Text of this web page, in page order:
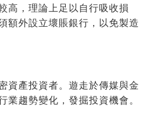
高，理論上足以自行吸收損
額外設立壞賬銀行，以免製造
資產投資者。遊走於傳媒與金
業趨勢變化，發掘投資機會。